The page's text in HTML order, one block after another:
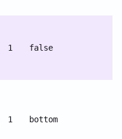
1 false
1 bottom